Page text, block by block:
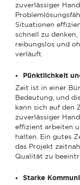
zuverlässiger
Situationen
schnell zu
reibungslos und
verläuft.
Pünktlichkeit
Zeit ist in einer
Bedeutung, und
kann sich auf den
zuverlässiger
effizient arbeiten
halten. Ein gutes
das Projekt
Qualität zu
Starke